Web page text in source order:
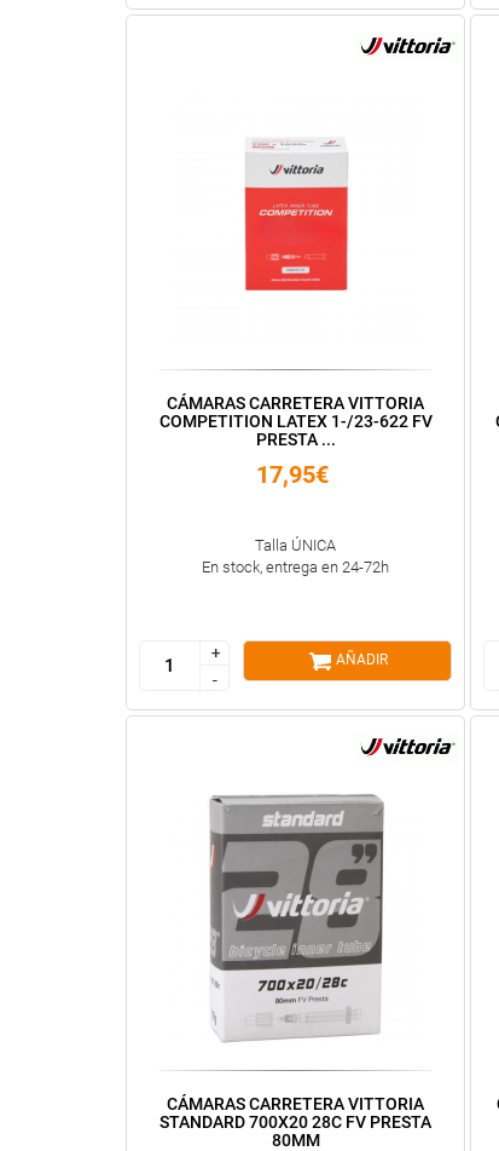
CÁMARAS CARRETERA VITTORIA
COMPETITION LATEX 1-/23-622 FV
PRESTA ...
17,95€
Talla ÚNICA
En stock, entrega en 24-72h
+
-
+
-
AÑADIR
CÁMARAS CARRETERA VITTORIA
STANDARD 700X20 28C FV PRESTA
80MM